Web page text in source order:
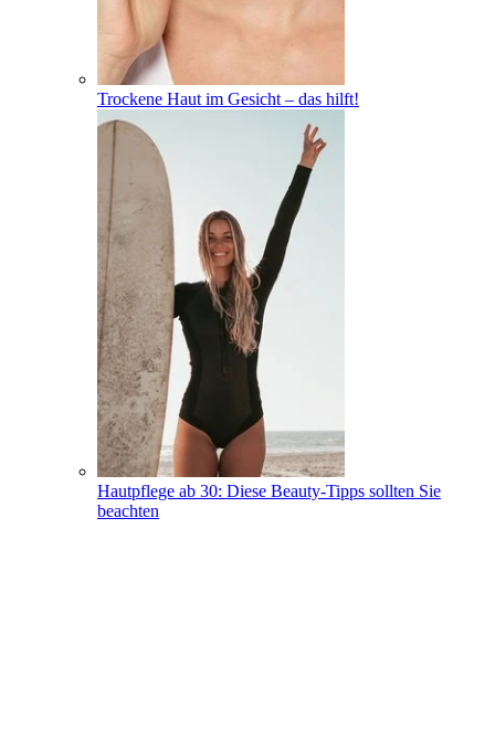
Trockene Haut im Gesicht – das hilft!
Hautpflege ab 30: Diese Beauty-Tipps sollten Sie
beachten